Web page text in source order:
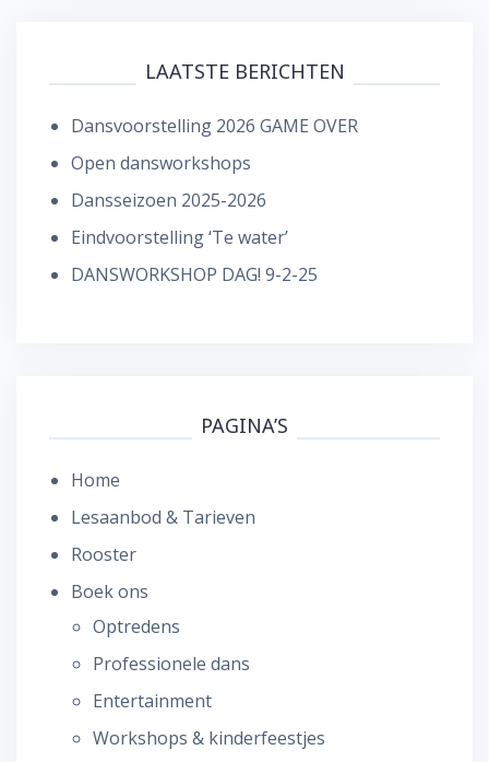
LAATSTE BERICHTEN
Dansvoorstelling 2026 GAME OVER
Open dansworkshops
Dansseizoen 2025-2026
Eindvoorstelling ‘Te water’
DANSWORKSHOP DAG! 9-2-25
PAGINA’S
Home
Lesaanbod & Tarieven
Rooster
Boek ons
Optredens
Professionele dans
Entertainment
Workshops & kinderfeestjes